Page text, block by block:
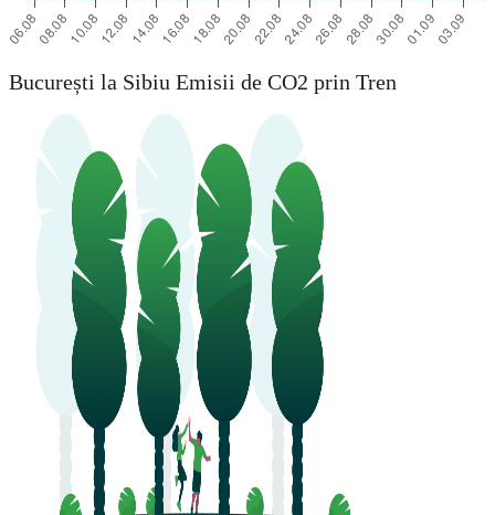
București la Sibiu Emisii de CO2 prin Tren